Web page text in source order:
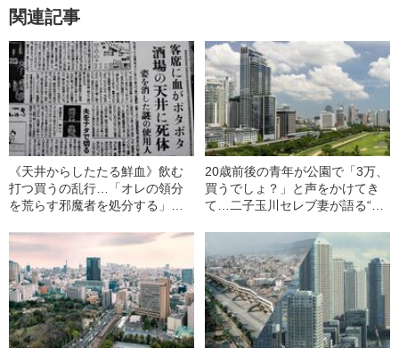
関連記事
《天井からしたたる鮮血》飲む
打つ買うの乱行…「オレの領分
を荒らす邪魔者を処分する」エ
行
20歳前後の青年が公園で「3万、
買うでしょ？」と声をかけてき
て…二子玉川セレブ妻が語る“売